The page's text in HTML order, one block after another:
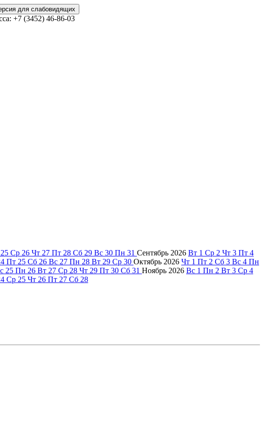
для слабовидящих
+7 (3452) 46-86-03
25 Ср 26 Чт 27 Пт 28 Сб 29 Вс 30 Пн 31 Сентябрь 2026 Вт 1 Ср 2 Чт 3 Пт 4
Пт 25 Сб 26 Вс 27 Пн 28 Вт 29 Ср 30 Октябрь 2026 Чт 1 Пт 2 Сб 3 Вс 4 Пн
25 Пн 26 Вт 27 Ср 28 Чт 29 Пт 30 Сб 31 Ноябрь 2026 Вс 1 Пн 2 Вт 3 Ср 4
Ср 25 Чт 26 Пт 27 Сб 28